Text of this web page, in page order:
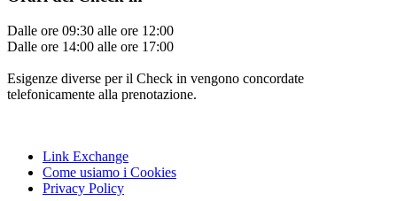
Dalle ore 09:30 alle ore 12:00
Dalle ore 14:00 alle ore 17:00
Esigenze diverse per il Check in vengono concordate
telefonicamente alla prenotazione.
Link Exchange
Come usiamo i Cookies
Privacy Policy